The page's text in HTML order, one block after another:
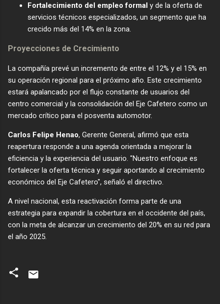
Fortalecimiento del empleo formal y de la oferta de
servicios técnicos especializados, un segmento que ha
crecido más del 14% en la zona.
​Proyecciones de Crecimiento
​La compañía prevé un incremento de entre el 12% y el 15% en
su operación regional para el próximo año. Este crecimiento
estará apalancado por el flujo constante de usuarios del
centro comercial y la consolidación del Eje Cafetero como un
mercado crítico para el posventa automotor.
Carlos Felipe Henao, Gerente General, afirmó que esta
reapertura responde a una agenda orientada a mejorar la
eficiencia y la experiencia del usuario. "Nuestro enfoque es
fortalecer la oferta técnica y seguir aportando al crecimiento
económico del Eje Cafetero", señaló el directivo.
​A nivel nacional, esta reactivación forma parte de una
estrategia para expandir la cobertura en el occidente del país,
con la meta de alcanzar un crecimiento del 20% en su red para
el año 2025.